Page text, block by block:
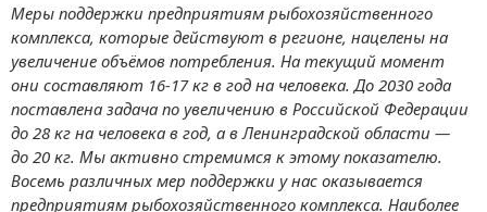
Меры поддержки предприятиям рыбохозяйственного
комплекса, которые действуют в регионе, нацелены на
увеличение объёмов потребления. На текущий момент
они составляют 16-17 кг в год на человека. До 2030 года
поставлена задача по увеличению в Российской Федерации
до 28 кг на человека в год, а в Ленинградской области —
до 20 кг. Мы активно стремимся к этому показателю.
Восемь различных мер поддержки у нас оказывается
предприятиям рыбохозяйственного комплекса. Наиболее